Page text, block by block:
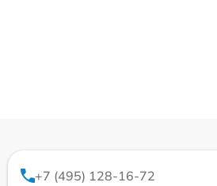
+7 (495) 128-16-72